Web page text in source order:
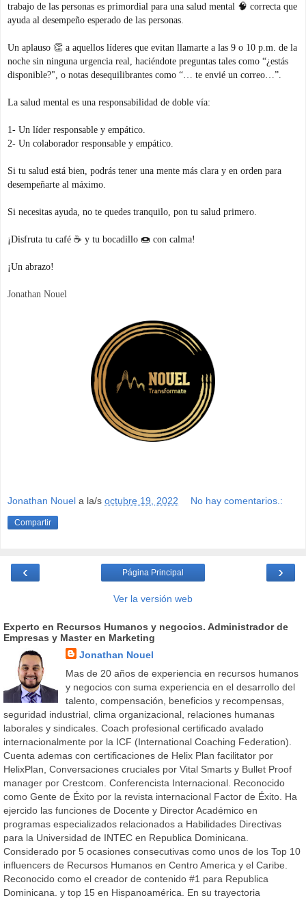
trabajo de las personas es primordial para una salud mental 🧠 correcta que
ayuda al desempeño esperado de las personas.
Un aplauso 👏 a aquellos líderes que evitan llamarte a las 9 o 10 p.m. de la
noche sin ninguna urgencia real, haciéndote preguntas tales como “¿estás
disponible?", o notas desequilibrantes como “… te envié un correo…”.
La salud mental es una responsabilidad de doble vía:
1- Un líder responsable y empático.
2- Un colaborador responsable y empático.
Si tu salud está bien, podrás tener una mente más clara y en orden para
desempeñarte al máximo.
Si necesitas ayuda, no te quedes tranquilo, pon tu salud primero.
¡Disfruta tu café ☕️ y tu bocadillo 🍩 con calma!
¡Un abrazo!
Jonathan Nouel
Jonathan Nouel a la/s octubre 19, 2022 No hay comentarios.:
Compartir
‹ ›
Página Principal
Ver la versión web
Experto en Recursos Humanos y negocios. Administrador de
Empresas y Master en Marketing
Jonathan Nouel
Mas de 20 años de experiencia en recursos humanos
y negocios con suma experiencia en el desarrollo del
talento, compensación, beneficios y recompensas,
seguridad industrial, clima organizacional, relaciones humanas
laborales y sindicales. Coach profesional certificado avalado
internacionalmente por la ICF (International Coaching Federation).
Cuenta ademas con certificaciones de Helix Plan facilitator por
HelixPlan, Conversaciones cruciales por Vital Smarts y Bullet Proof
manager por Crestcom. Conferencista Internacional. Reconocido
como Gente de Éxito por la revista internacional Factor de Éxito. Ha
ejercido las funciones de Docente y Director Académico en
programas especializados relacionados a Habilidades Directivas
para la Universidad de INTEC en Republica Dominicana.
Considerado por 5 ocasiones consecutivas como unos de los Top 10
influencers de Recursos Humanos en Centro America y el Caribe.
Reconocido como el creador de contenido #1 para Republica
Dominicana. y top 15 en Hispanoamérica. En su trayectoria